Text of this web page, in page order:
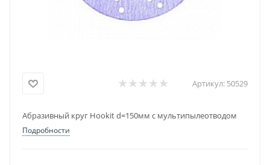
Артикул: 50529
Абразивный круг Hookit d=150мм с мультипылеотводом
Подробности